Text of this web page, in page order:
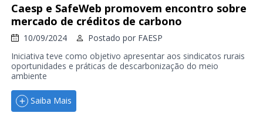
Caesp e SafeWeb promovem encontro sobre
mercado de créditos de carbono
10/09/2024 Postado por FAESP
Iniciativa teve como objetivo apresentar aos sindicatos rurais
oportunidades e práticas de descarbonização do meio
ambiente
Saiba Mais